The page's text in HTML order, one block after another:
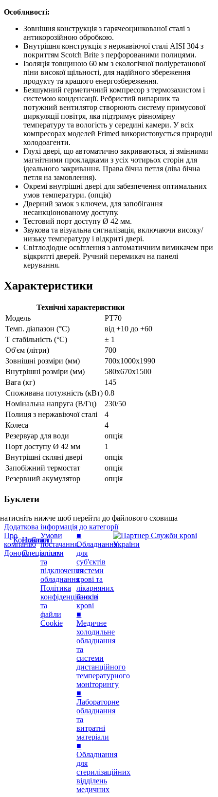
Особливості:
Зовнішня конструкція з гарячеоцинкованої сталі з
антикорозійною обробкою.
Внутрішня конструкція з нержавіючої сталі AISI 304 з
покриттям Scotch Brite з перфорованими полицями.
Ізоляція товщиною 60 мм з екологічної поліуретанової
піни високої щільності, для надійного збереження
продукту та кращого енергозбереження.
Безшумний герметичний компресор з термозахистом і
системою конденсації. Ребристий випарник та
потужний вентилятор створюють систему примусової
циркуляції повітря, яка підтримує рівномірну
температуру та вологість у середині камери. У всіх
компресорах моделей Frimed використовується природні
холодоагенти.
Глухі двері, що автоматично закриваються, зі змінними
магнітними прокладками з усіх чотирьох сторін для
ідеального закривання. Права бічна петля (ліва бічна
петля на замовлення).
Окремі внутрішні двері для забезпечення оптимальних
умов температури. (опція)
Дверний замок з ключем, для запобігання
несанкціонованому доступу.
Тестовий порт доступу Ø 42 мм.
Звукова та візуальна сигналізація, включаючи високу/
низьку температуру і відкриті двері.
Світлодіодне освітлення з автоматичним вимикачем при
відкритті дверей. Ручний перемикач на панелі
керування.
Характеристики
Технічні характеристики
Модель
PТ70
Темп. діапазон (°C)
від +10 до +60
Т стабільність (°C)
± 1
Об'єм (літри)
700
Зовнішні розміри (мм)
700x1000x1990
Внутрішні розміри (мм)
580x670x1500
Вага (кг)
145
Споживана потужність (кВт) 0.8
Номінальна напруга (В/Гц)
230/50
Полиця з нержавіючої сталі
4
Колеса
4
Резервуар для води
опція
Порт доступу Ø 42 мм
1
Внутрішні скляні двері
опція
Запобіжний термостат
опція
Резервний акумулятор
опція
Буклети
натисніть нижче щоб перейти до файлового сховища
Додаткова інформація до категорії
Про
компанію
Контакти
Новини
Статті
ДоноруСпеціалісту
Умови
постачання,
оплати
та
підключення
обладнання
Політика
конфіденційності
та
файли
Cookie
■
Обладнання
для
суб'єктів
системи
крові та
лікарняних
банків
крові
■
Медичне
холодильне
обладнання
та
системи
дистанційного
температурного
моніторингу
■
Лабораторне
обладнання
та
витратні
матеріали
■
Обладнання
для
стерилізаційних
відділень
медичних